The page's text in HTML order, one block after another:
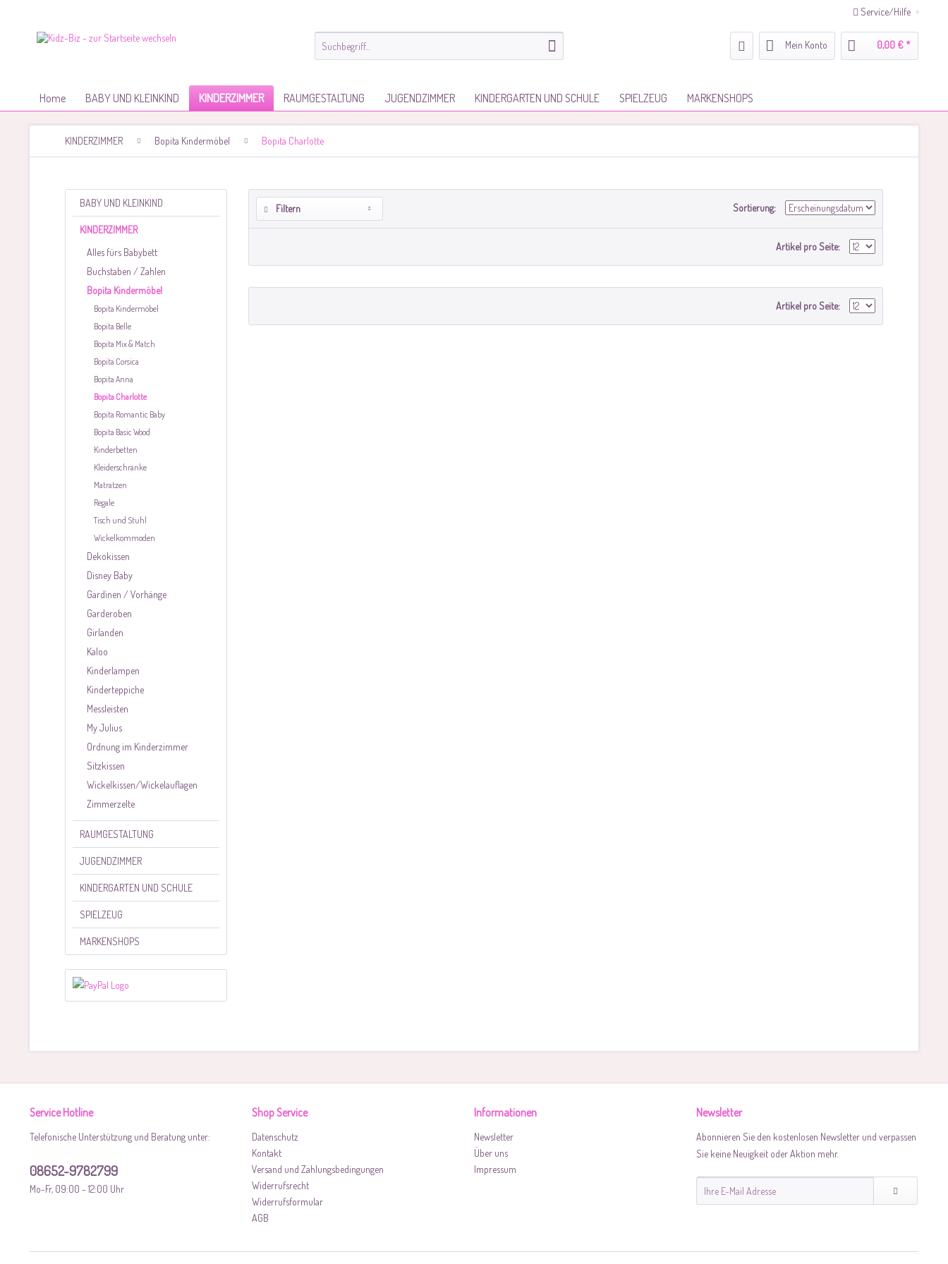
Service/Hilfe
Mein Konto 0,00 € *
Home BABY UND KLEINKIND KINDERZIMMER RAUMGESTALTUNG JUGENDZIMMER KINDERGARTEN UND SCHULE SPIELZEUG MARKENSHOPS
KINDERZIMMER Bopita Kindermöbel Bopita Charlotte
BABY UND KLEINKIND
KINDERZIMMER
Alles fürs Babybett
Buchstaben / Zahlen
Bopita Kindermöbel
Bopita Kindermöbel
Bopita Belle
Bopita Mix & Match
Bopita Corsica
Bopita Anna
Bopita Charlotte
Bopita Romantic Baby
Bopita Basic Wood
Kinderbetten
Kleiderschränke
Matratzen
Regale
Tisch und Stuhl
Wickelkommoden
Dekokissen
Disney Baby
Gardinen / Vorhänge
Garderoben
Girlanden
Kaloo
Kinderlampen
Kinderteppiche
Messleisten
My Julius
Ordnung im Kinderzimmer
Sitzkissen
Wickelkissen/Wickelauflagen
Zimmerzelte
RAUMGESTALTUNG
JUGENDZIMMER
KINDERGARTEN UND SCHULE
SPIELZEUG
MARKENSHOPS
Filtern Sortierung:
Artikel pro Seite:
Artikel pro Seite:
Service Hotline
Telefonische Unterstützung und Beratung unter:
08652-9782799
Mo-Fr, 09:00 - 12:00 Uhr
Shop Service
Datenschutz
Kontakt
Versand und Zahlungsbedingungen
Widerrufsrecht
Widerrufsformular
AGB
Informationen
Newsletter
Über uns
Impressum
Newsletter
Abonnieren Sie den kostenlosen Newsletter und verpassen
Sie keine Neuigkeit oder Aktion mehr.